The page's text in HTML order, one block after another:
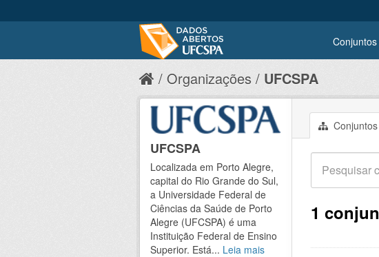
Organizações UFCSPA
1
UFCSPA
Localizada em Porto Alegre,
capital do Rio Grande do Sul,
a Universidade Federal de
Ciências da Saúde de Porto
Alegre (UFCSPA) é uma
Instituição Federal de Ensino
Superior. Está... Leia mais